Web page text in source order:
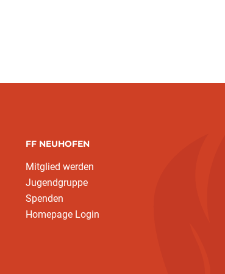
FF NEUHOFEN
Mitglied werden
Jugendgruppe
Spenden
Homepage Login